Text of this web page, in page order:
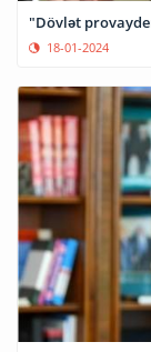
"Dövlət
18-01-2024